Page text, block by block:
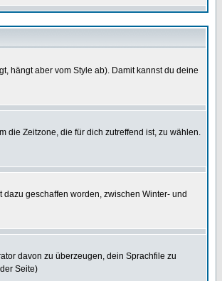
hängt aber vom Style ab). Damit kannst du deine
die Zeitzone, die für dich zutreffend ist, zu wählen.
geschaffen worden, zwischen Winter- und
davon zu überzeugen, dein Sprachfile zu
Seite)